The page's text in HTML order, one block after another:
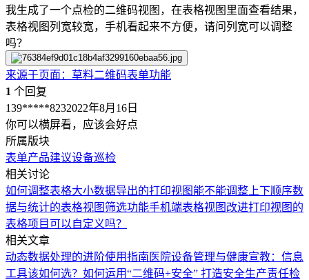
我生成了一个点检的二维码视图，在表格视图里面查看结果，
表格视图列宽较宽，手机看起来不方便，请问列宽可以调整
吗？
来源于页面 ： 草料二维码表单功能
1 个回复
139*****8232022年8月16日
你可以横屏看，应该会好点
所属版块
表单产品建议设备巡检
相关讨论
如何调整表格大小数据导出的打印视图能不能调整上下顺序数
据与统计的表格视图筛选功能手机端表格视图改进打印视图的
表格项目可以自定义吗？
相关文章
动态数据处理的进阶使用指南 医院设备管理与健康宣教：信息
工具该如何选？ 如何运用“二维码+安全” 打造安全生产责任检